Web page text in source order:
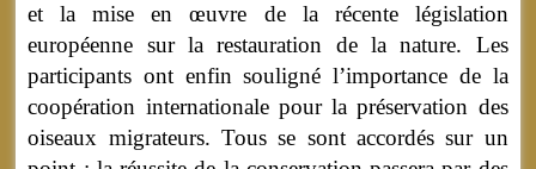
et la mise en œuvre de la récente législation
européenne sur la restauration de la nature. Les
participants ont enfin souligné l’importance de la
coopération internationale pour la préservation des
oiseaux migrateurs. Tous se sont accordés sur un